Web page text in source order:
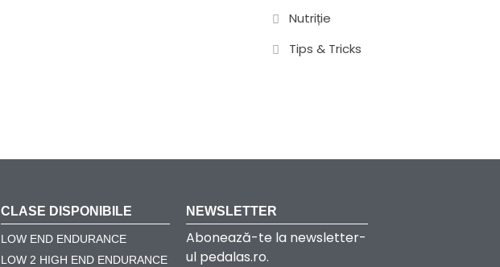
Nutriție
Tips & Tricks
CLASE DISPONIBILE
LOW END ENDURANCE
LOW 2 HIGH END ENDURANCE
NEWSLETTER
Abonează-te la newsletter-
ul pedalas.ro.